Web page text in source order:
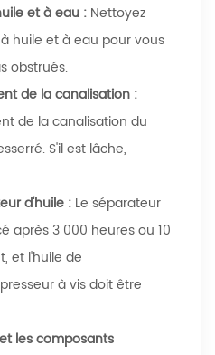
et à eau : Nettoyez
huile et à eau pour vous
obstrués.
de la canalisation :
de la canalisation du
S'il est lâche,
d'huile : Le séparateur
après 3 000 heures ou 10
et l'huile de
à vis doit être
les composants